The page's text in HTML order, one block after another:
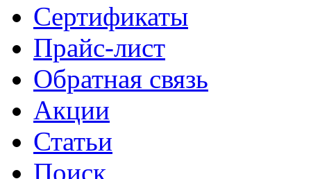
Сертификаты
Прайс-лист
Обратная связь
Акции
Статьи
Поиск